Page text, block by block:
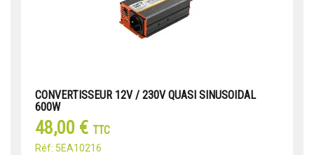
CONVERTISSEUR 12V / 230V QUASI SINUSOIDAL
600W
48,00 € TTC
Réf: 5EA10216